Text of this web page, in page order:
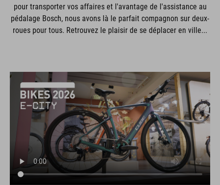
pour transporter vos affaires et l'avantage de l'assistance au
pédalage Bosch, nous avons là le parfait compagnon sur deux-
roues pour tous. Retrouvez le plaisir de se déplacer en ville...